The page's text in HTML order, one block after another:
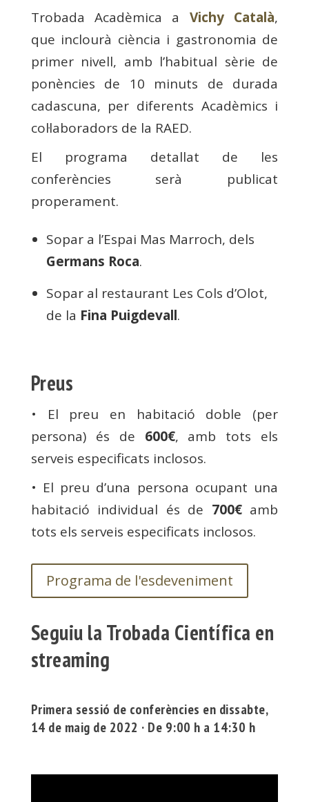
Trobada Acadèmica a Vichy Català,
que inclourà ciència i gastronomia de
primer nivell, amb l’habitual sèrie de
ponències de 10 minuts de durada
cadascuna, per diferents Acadèmics i
col·laboradors de la RAED.
El programa detallat de les
conferències serà publicat
properament.
Sopar a l’Espai Mas Marroch, dels
Germans Roca.
Sopar al restaurant Les Cols d’Olot,
de la Fina Puigdevall.
Preus
• El preu en habitació doble (per
persona) és de 600€, amb tots els
serveis especificats inclosos.
• El preu d’una persona ocupant una
habitació individual és de 700€amb
tots els serveis especificats inclosos.
Programa de l'esdeveniment
Seguiu la Trobada Científica en
streaming
Primera sessió de conferències en dissabte,
14 de maig de 2022 · De 9:00 h a 14:30 h